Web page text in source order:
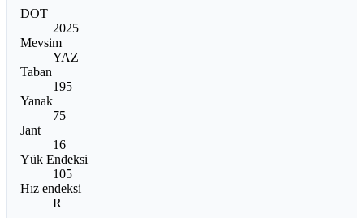
DOT
2025
Mevsim
YAZ
Taban
195
Yanak
75
Jant
16
Yük Endeksi
105
Hız endeksi
R